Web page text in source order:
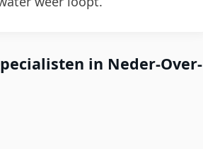
in Neder-Over-